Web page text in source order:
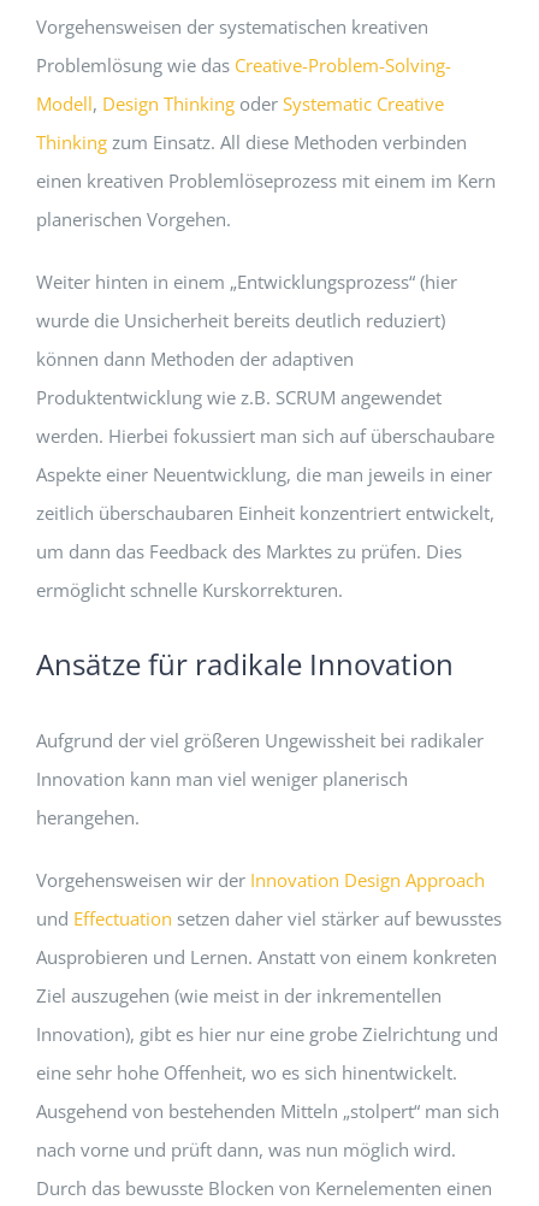
Vorgehensweisen der systematischen kreativen
Problemlösung wie das Creative-Problem-Solving-
Modell, Design Thinkingoder Systematic Creative
Thinkingzum Einsatz. All diese Methoden verbinden
einen kreativen Problemlöseprozess mit einem im Kern
planerischen Vorgehen.
Weiter hinten in einem „Entwicklungsprozess“ (hier
wurde die Unsicherheit bereits deutlich reduziert)
können dann Methoden der adaptiven
Produktentwicklung wie z.B. SCRUM angewendet
werden. Hierbei fokussiert man sich auf überschaubare
Aspekte einer Neuentwicklung, die man jeweils in einer
zeitlich überschaubaren Einheit konzentriert entwickelt,
um dann das Feedback des Marktes zu prüfen. Dies
ermöglicht schnelle Kurskorrekturen.
Ansätze für radikale Innovation
Aufgrund der viel größeren Ungewissheit bei radikaler
Innovation kann man viel weniger planerisch
herangehen.
Vorgehensweisen wir der Innovation Design Approach
und Effectuation setzen daher viel stärker auf bewusstes
Ausprobieren und Lernen. Anstatt von einem konkreten
Ziel auszugehen (wie meist in der inkrementellen
Innovation), gibt es hier nur eine grobe Zielrichtung und
eine sehr hohe Offenheit, wo es sich hinentwickelt.
Ausgehend von bestehenden Mitteln „stolpert“ man sich
nach vorne und prüft dann, was nun möglich wird.
Durch das bewusste Blocken von Kernelementen einen